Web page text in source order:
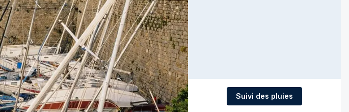
Suivi des pluies